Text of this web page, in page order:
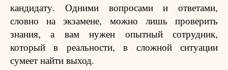
кандидату. Одними вопросами и ответами,
словно на экзамене, можно лишь проверить
знания, а вам нужен опытный сотрудник,
который в реальности, в сложной ситуации
сумеет найти выход.